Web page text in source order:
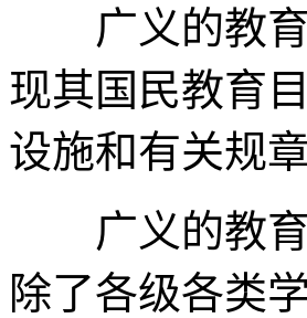
广义的教育
现其国民教育
设施和有关规章
广义的教育
除了各级各类